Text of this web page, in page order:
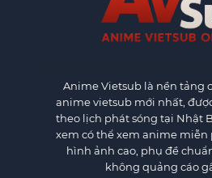
Anime Vietsub là nền tảng
anime vietsub mới nhất,
theo lịch phát sóng tại Nhật
xem có thể xem anime miễn
hình ảnh cao, phụ đề
không quảng cáo